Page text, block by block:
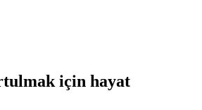
için hayat